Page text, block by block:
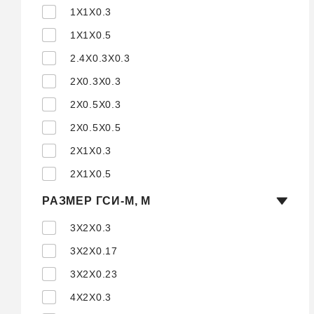
1X1X0.3
1X1X0.5
2.4X0.3X0.3
2X0.3X0.3
2X0.5X0.3
2X0.5X0.5
2X1X0.3
2X1X0.5
РАЗМЕР ГСИ-М, М
3X2X0.3
3X2X0.17
3X2X0.23
4X2X0.3